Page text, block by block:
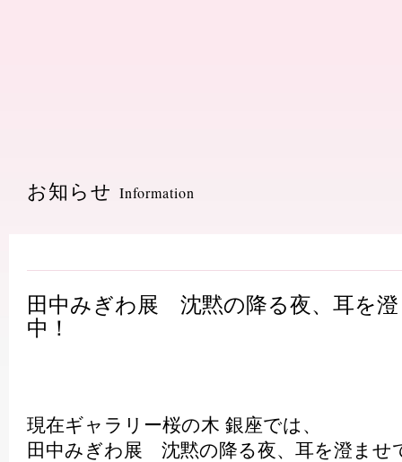
お知らせ Information
田中みぎわ展 沈黙の降る夜、耳を
中！
現在ギャラリー桜の木 銀座では、
田中みぎわ展 沈黙の降る夜、耳を澄ま